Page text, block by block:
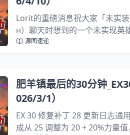
Lorit的重磅消息祝大家「未实
н）聊天时想到的一个未实现英
他的技能组会设计得比较多元
源图速递
肥羊镇最后的30分钟
026/3/1）
EX 30 修复补丁 28 更新日志
成从 25 调整为 20 + 20%力量